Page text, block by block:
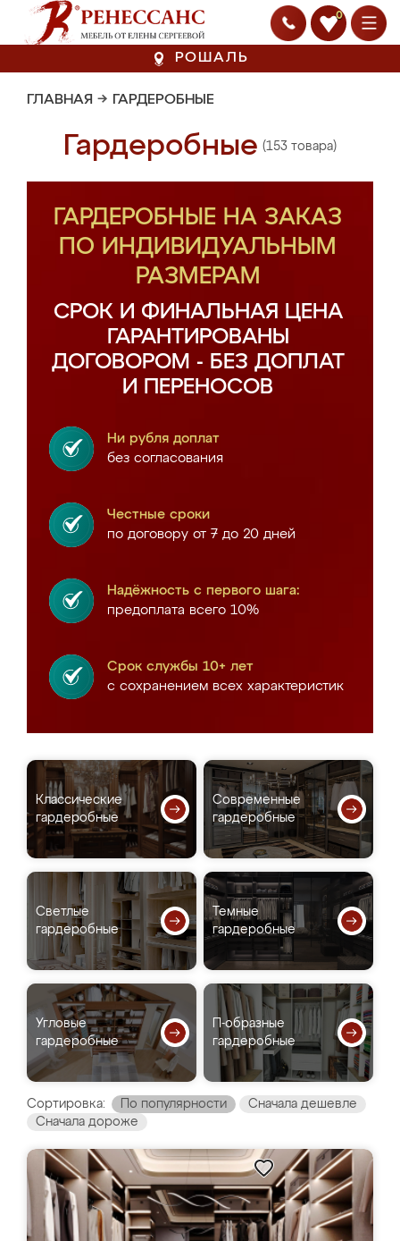
0
РОШАЛЬ
ГЛАВНАЯ → ГАРДЕРОБНЫЕ
Гардеробные (153 товара)
ГАРДЕРОБНЫЕ НА ЗАКАЗ
ПО ИНДИВИДУАЛЬНЫМ
РАЗМЕРАМ
СРОК И ФИНАЛЬНАЯ ЦЕНА
ГАРАНТИРОВАНЫ
ДОГОВОРОМ - БЕЗ ДОПЛАТ
И ПЕРЕНОСОВ
Ни рубля доплат
без согласования
Честные сроки
по договору от 7 до 20 дней
Надёжность с первого шага:
предоплата всего 10%
Срок службы 10+ лет
с сохранением всех характеристик
Классические
гардеробные
Современные
гардеробные
Светлые
гардеробные
Темные
гардеробные
Угловые
гардеробные
П-образные
гардеробные
Сортировка: По популярности
Сначала дешевле
Сначала дороже